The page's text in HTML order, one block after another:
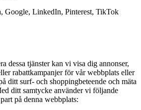
Google, LinkedIn, Pinterest, TikTok
dessa tjänster kan vi visa dig annonser,
rabattkampanjer för vår webbplats eller
ditt surf- och shoppingbeteende och mäta
ditt samtycke använder vi följande
på denna webbplats: